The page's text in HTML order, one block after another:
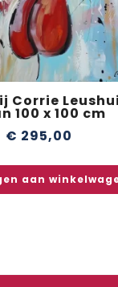
Corrie
100 x 100 cm
€ 295,00
aan